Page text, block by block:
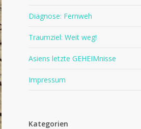
Diagnose: Fernweh
Traumziel: Weit weg!
Asiens letzte GEHEIMnisse
Impressum
Kategorien